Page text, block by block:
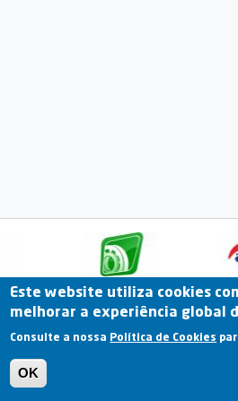
Previous
Fale Connosco Portal Online
Termos e Condições | Política de
Este website utiliza cookies
melhorar a experiência global
Consulte a nossa Política de Cookies
OK